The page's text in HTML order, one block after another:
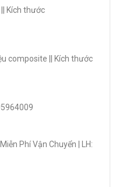
Kích thước
composite || Kích thước
Phí Vận Chuyển | LH: